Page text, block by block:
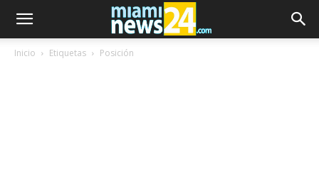
Inicio Etiquetas Posición